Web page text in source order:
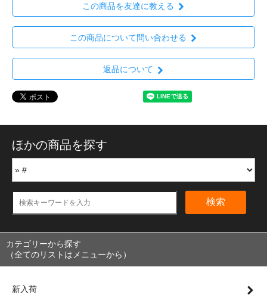
この商品を友達に教える
この商品について問い合わせる
返品について
ほかの商品を探す
検索
カテゴリーから探す
（全てのリストはメニューから）
新入荷